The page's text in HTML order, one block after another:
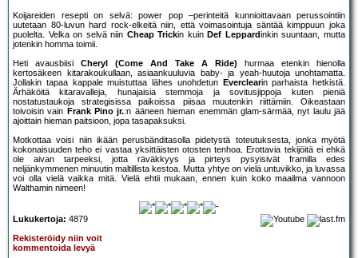
Koijareiden resepti on selvä: power pop –perinteitä kunnioittavaan perussointiin
uutetaan 80-luvun hard rock-elkeitä niin, että voimasointuja säntää kimppuun joka
puolelta. Velka on selvä niin Cheap Trickin kuin Def Leppardinkin suuntaan, mutta
jotenkin homma toimii.
Heti avausbiisi Cheryl (Come And Take A Ride) hurmaa etenkin hienolla
kertosäkeen kitarakoukullaan, asiaankuuluvia baby- ja yeah-huutoja unohtamatta.
Jollakin tapaa kappale muistuttaa lähes unohdetun
Everclearin parhaista hetkistä.
Ärhäköitä kitaravalleja, hunajaisia stemmoja ja sovitusjippoja kuten pieniä
nostatustaukoja strategisissa paikoissa piisaa muutenkin riittämiin. Oikeastaan
toivoisin vain Frank Pino jr.:n ääneen hieman enemmän glam-särmää, nyt laulu jää
ajoittain hieman paitsioon, jopa tasapaksuksi.
Motkottaa voisi niin ikään perusbänditasolla pidetystä toteutuksesta, jonka myötä
kokonaisuuden teho ei vastaa yksittäisten otosten tenhoa. Erottavia tekijöitä ei ehkä
ole aivan tarpeeksi, jotta räväkkyys ja pirteys pysyisivät framilla edes
neljänkymmenen minuutin maltillista kestoa. Mutta yhtye on vielä untuvikko, ja luvassa
voi olla vielä vaikka mitä. Vielä ehtii mukaan, ennen kuin koko maailma vannoon
Walthamin nimeen!
Lukukertoja: 4879
Rekisteröidy niin voit
kommentoida levyä